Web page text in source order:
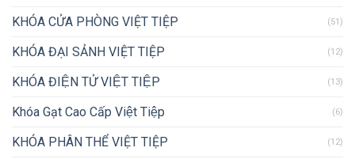
KHÓA CỬA PHÒNG VIỆT TIỆP (51)
KHÓA ĐẠI SẢNH VIỆT TIỆP (12)
KHÓA ĐIỆN TỬ VIỆT TIỆP (13)
Khóa Gạt Cao Cấp Việt Tiệp (6)
KHÓA PHÂN THỂ VIỆT TIỆP (12)